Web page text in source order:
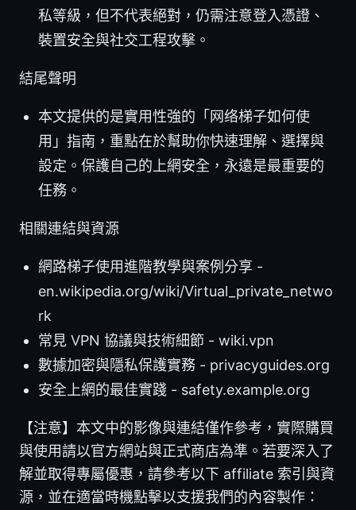
私等級，但不代表絕對，仍需注意登入憑證、
裝置安全與社交工程攻擊。
結尾聲明
本文提供的是實用性強的「网络梯子如何使
用」指南，重點在於幫助你快速理解、選擇與
設定。保護自己的上網安全，永遠是最重要的
任務。
相關連結與資源
網路梯子使用進階教學與案例分享 -
en.wikipedia.org/wiki/Virtual_private_netwo
rk
常見 VPN 協議與技術細節 - wiki.vpn
數據加密與隱私保護實務 - privacyguides.org
安全上網的最佳實踐 - safety.example.org
【注意】本文中的影像與連結僅作參考，實際購買
與使用請以官方網站與正式商店為準。若要深入了
解並取得專屬優惠，請參考以下 affiliate 索引與資
源，並在適當時機點擊以支援我們的內容製作：